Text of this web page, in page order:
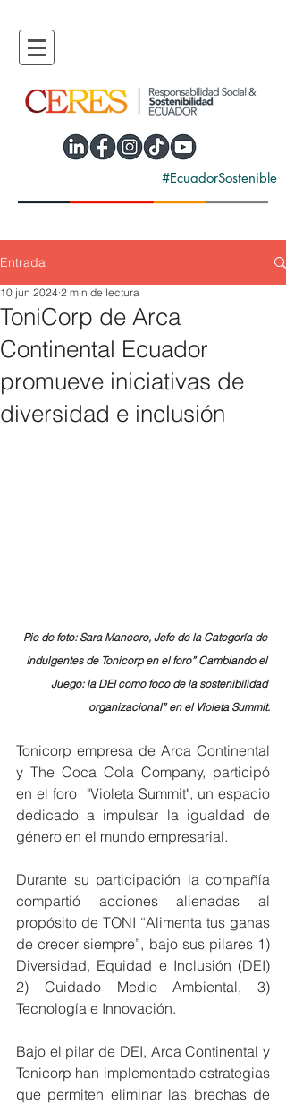
#EcuadorSostenible
Entrada
ToniCorp de Arca
Continental Ecuador
promueve iniciativas de
diversidad e inclusión
10 jun 2024 2 min de lectura
Pie de foto: Sara Mancero, Jefe de la Categoría de
Indulgentes de Tonicorp en el foro” Cambiando el
Juego: la DEI como foco de la sostenibilidad
organizacional” en el Violeta Summit.
Tonicorp empresa de Arca Continental
y The Coca Cola Company, participó
en el foro  "Violeta Summit", un espacio
dedicado a impulsar la igualdad de
género en el mundo empresarial.
Durante su participación la compañía
compartió acciones alienadas al
propósito de TONI “Alimenta tus ganas
de crecer siempre”, bajo sus pilares 1)
Diversidad, Equidad e Inclusión (DEI)
2) Cuidado Medio Ambiental, 3)
Tecnología e Innovación.
Bajo el pilar de DEI, Arca Continental y
Tonicorp han implementado estrategias
que permiten eliminar las brechas de